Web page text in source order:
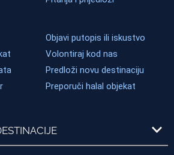
Objavi putopis ili iskustvo
Volontiraj kod nas
Predloži novu destinaciju
Preporuči halal objekat